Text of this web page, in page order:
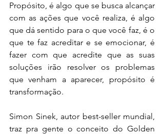
Propósito, é algo que se busca alcançar
com as ações que você realiza, é algo
que dá sentido para o que você faz, é o
que te faz acreditar e se emocionar, é
fazer com que acredite que as suas
soluções irão resolver os problemas
que venham a aparecer, propósito é
transformação.
Simon Sinek, autor best-seller mundial,
traz pra gente o conceito do Golden